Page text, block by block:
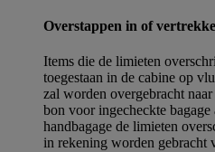
Overstappen in of
Items die de limieten
toegestaan in de cabine op
zal worden overgebracht
bon voor ingecheckte
handbagage de limieten
in rekening worden gebracht